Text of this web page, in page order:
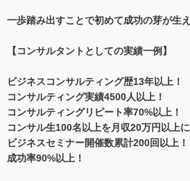
一歩踏み出すことで初めて成功の芽が生え
【コンサルタントとしての実績一例】
ビジネスコンサルティング歴13年以上！
コンサルティング実績4500人以上！
コンサルティングリピート率70%以上！
コンサル生100名以上を月収20万円以上に
ビジネスセミナー開催数累計200回以上！
成功率90%以上！